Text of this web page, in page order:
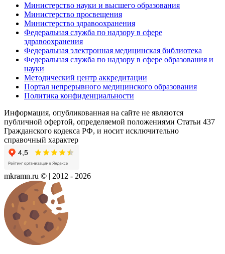
Министерство науки и высшего образования
Министерство просвещения
Министерство здравоохранения
Федеральная служба по надзору в сфере
здравоохранения
Федеральная электронная медицинская библиотека
Федеральная служба по надзору в сфере образования и
науки
Методический центр аккредитации
Портал непрерывного медицинского образования
Политика конфиденциальности
Информация, опубликованная на сайте не являются
публичной офертой, определяемой положениями Статьи 437
Гражданского кодекса РФ, и носит исключительно
справочный характер
mkramn.ru © | 2012 - 2026